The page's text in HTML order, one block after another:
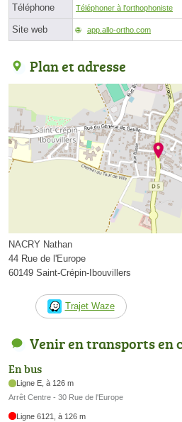
Téléphone Téléphoner à l'orthophoniste
Site web app.allo-ortho.com
Plan et adresse
NACRY Nathan
44 Rue de l'Europe
60149 Saint-Crépin-Ibouvillers
Trajet Waze
Venir en transports en
En bus
Ligne E, à 126 m
Arrêt Centre - 30 Rue de l'Europe
Ligne 6121, à 126 m